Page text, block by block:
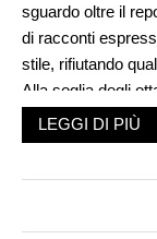
sguardo oltre il
di racconti
stile, rifiutando
Alla soglia degli
quasi
riversa nei suoi
Le sue
LEGGI DI PIÙ